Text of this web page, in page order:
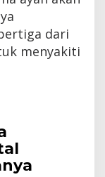
dari
menyakiti